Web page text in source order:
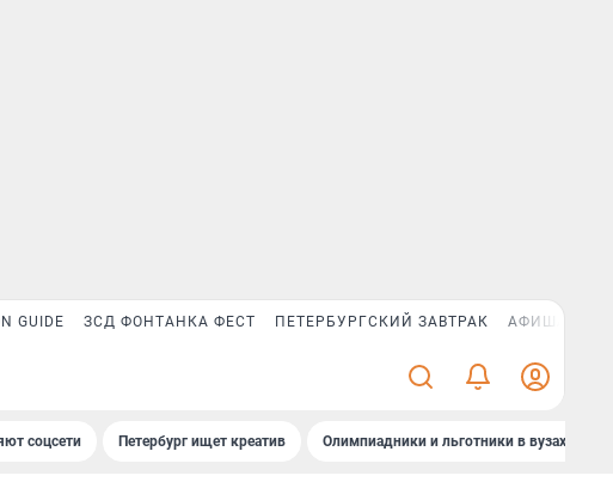
GUIDE ЗСД ФОНТАНКА ФЕСТ ПЕТЕРБУРГСКИЙ ЗАВТРАК АФИША PLUS
соцсети Петербург ищет креатив Олимпиадники и льготники в вузах СПб